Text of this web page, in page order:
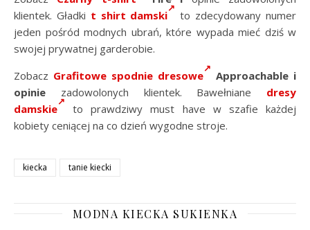
klientek. Gładki t shirt damski
to zdecydowany numer
jeden pośród modnych ubrań, które wypada mieć dziś w
swojej prywatnej garderobie.
Zobacz Grafitowe spodnie dresowe
Approachable i
opinie zadowolonych klientek. Bawełniane dresy
damskie
to prawdziwy must have w szafie każdej
kobiety ceniącej na co dzień wygodne stroje.
kiecka tanie kiecki
MODNA KIECKA SUKIENKA